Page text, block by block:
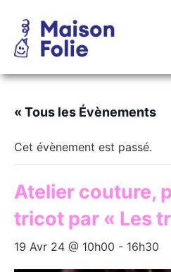
« Tous les Évènements
Cet évènement est passé.
Atelier couture,
tricot par « Les
19 Avr 24 @ 10h00 - 16h30